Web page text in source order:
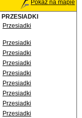
Pokaż na mapie
PRZESIADKI
Przesiadki
Przesiadki
Przesiadki
Przesiadki
Przesiadki
Przesiadki
Przesiadki
Przesiadki
Przesiadki